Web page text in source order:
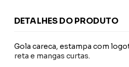
DETALHES DO PRODUTO
Gola careca, estampa com
reta e mangas curtas.